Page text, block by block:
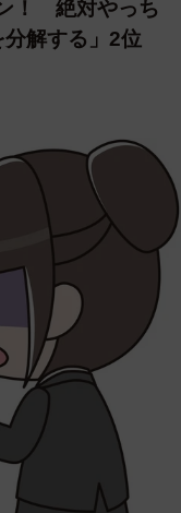
！ 絶対やっち
解する」2位